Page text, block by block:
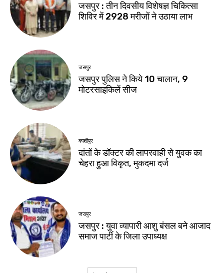
जसपुर : तीन दिवसीय विशेषज्ञ चिकित्सा
शिविर में 2928 मरीजों ने उठाया लाभ
जसपुर
जसपुर पुलिस ने किये 10 चालान, 9
मोटरसाइकिलें सीज
काशीपुर
दांतों के डॉक्टर की लापरवाही से युवक का
चेहरा हुआ विकृत, मुकदमा दर्ज
जसपुर
जसपुर : युवा व्यापारी आशु बंसल बने आजाद
समाज पार्टी के जिला उपाध्यक्ष